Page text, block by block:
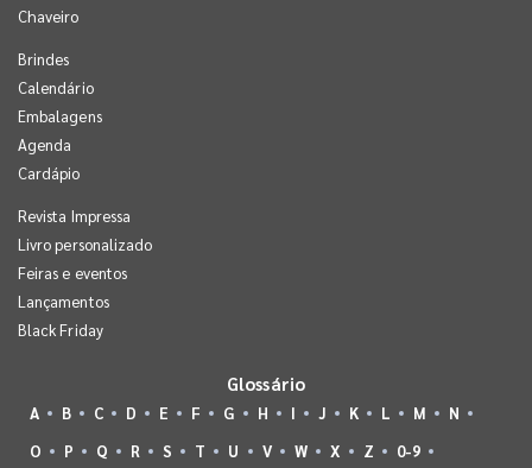
Chaveiro
Brindes
Calendário
Embalagens
Agenda
Cardápio
Revista Impressa
Livro personalizado
Feiras e eventos
Lançamentos
Black Friday
Glossário
A B C D E F G H I J K L M
N
O
P Q R S T U V W X Z 0-9